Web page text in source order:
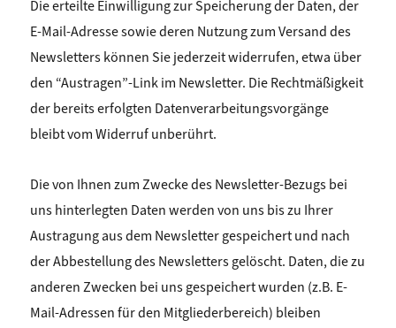
Die erteilte Einwilligung zur Speicherung der Daten, der
E-Mail-Adresse sowie deren Nutzung zum Versand des
Newsletters können Sie jederzeit widerrufen, etwa über
den “Austragen”-Link im Newsletter. Die Rechtmäßigkeit
der bereits erfolgten Datenverarbeitungsvorgänge
bleibt vom Widerruf unberührt.
Die von Ihnen zum Zwecke des Newsletter-Bezugs bei
uns hinterlegten Daten werden von uns bis zu Ihrer
Austragung aus dem Newsletter gespeichert und nach
der Abbestellung des Newsletters gelöscht. Daten, die zu
anderen Zwecken bei uns gespeichert wurden (z.B. E-
Mail-Adressen für den Mitgliederbereich) bleiben